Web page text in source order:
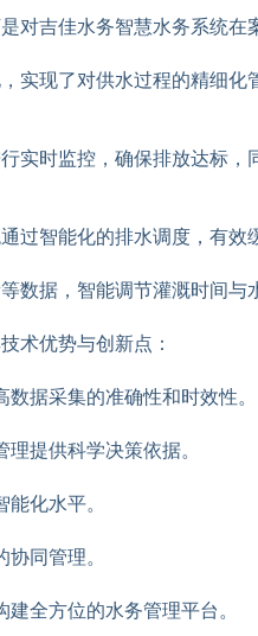
吉佳水务智慧水务系统在
实现了对供水过程的精细
时监控，确保排放达标
智能化的排水调度，有效
据，智能调节灌溉时间与
术优势与创新点：
据采集的准确性和时效性。
提供科学决策依据。
化水平。
同管理。
全方位的水务管理平台。